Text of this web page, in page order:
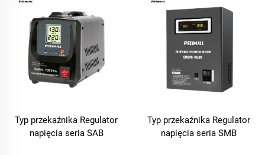
Typ przekaźnika Regulator
napięcia seria SAB
Typ przekaźnika Regulator
napięcia seria SMB